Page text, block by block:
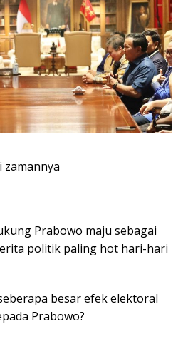
zamannya
Prabowo maju sebagai
politik paling hot hari-hari
besar efek elektoral
Prabowo?